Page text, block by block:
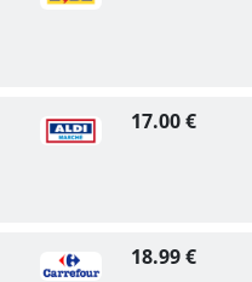
17.00 €
18.99 €